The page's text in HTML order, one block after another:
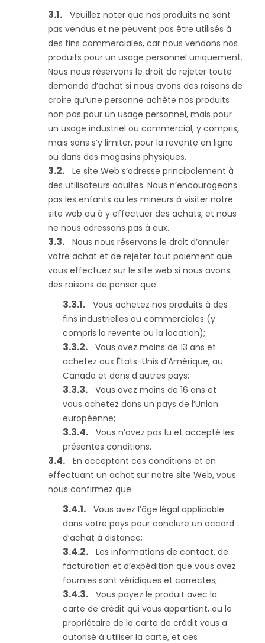
Veuillez noter que nos produits ne sont
pas vendus et ne peuvent pas être utilisés à
des fins commerciales, car nous vendons nos
produits pour un usage personnel uniquement.
Nous nous réservons le droit de rejeter toute
demande d’achat si nous avons des raisons de
croire qu’une personne achète nos produits
non pas pour un usage personnel, mais pour
un usage industriel ou commercial, y compris,
mais sans s’y limiter, pour la revente en ligne
ou dans des magasins physiques.
Le site Web s’adresse principalement à
des utilisateurs adultes. Nous n’encourageons
pas les enfants ou les mineurs à visiter notre
site web ou à y effectuer des achats, et nous
ne nous adressons pas à eux.
Nous nous réservons le droit d’annuler
votre achat et de rejeter tout paiement que
vous effectuez sur le site web si nous avons
des raisons de penser que:
Vous achetez nos produits à des
fins industrielles ou commerciales (y
compris la revente ou la location);
Vous avez moins de 13 ans et
achetez aux États-Unis d’Amérique, au
Canada et dans d’autres pays;
Vous avez moins de 16 ans et
vous achetez dans un pays de l’Union
européenne;
Vous n’avez pas lu et accepté les
présentes conditions.
En acceptant ces conditions et en
effectuant un achat sur notre site Web, vous
nous confirmez que:
Vous avez l’âge légal applicable
dans votre pays pour conclure un accord
d’achat à distance;
Les informations de contact, de
facturation et d’expédition que vous avez
fournies sont véridiques et correctes;
Vous payez le produit avec la
carte de crédit qui vous appartient, ou le
propriétaire de la carte de crédit vous a
autorisé à utiliser la carte, et ces